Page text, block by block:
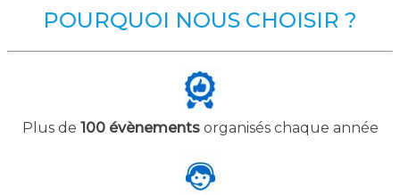
POURQUOI NOUS CHOISIR ?
Plus de 100 évènementsorganisés chaque année